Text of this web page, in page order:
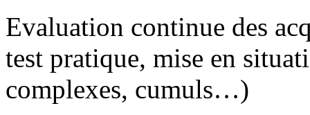
Evaluation continue des
test pratique, mise en
complexes, cumuls…)